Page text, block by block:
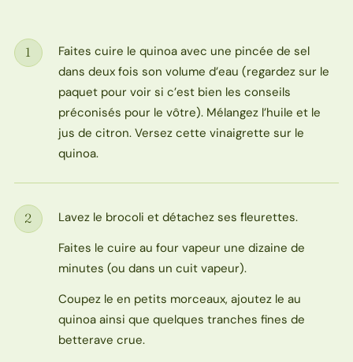
Étape
1
Faites cuire le quinoa avec une pincée de sel
dans deux fois son volume d’eau (regardez sur le
paquet pour voir si c’est bien les conseils
préconisés pour le vôtre). Mélangez l’huile et le
jus de citron. Versez cette vinaigrette sur le
quinoa.
Étape
2
Lavez le brocoli et détachez ses fleurettes.
Faites le cuire au four vapeur une dizaine de
minutes (ou dans un cuit vapeur).
Coupez le en petits morceaux, ajoutez le au
quinoa ainsi que quelques tranches fines de
betterave crue.